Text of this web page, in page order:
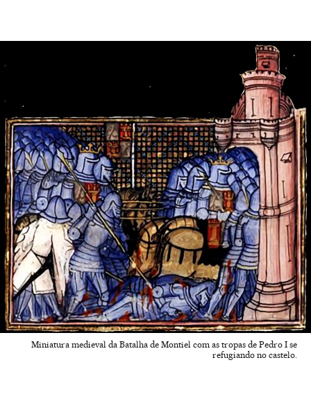
Miniatura medieval da Batalha de Montiel com as tropas de Pedro I se
refugiando no castelo.